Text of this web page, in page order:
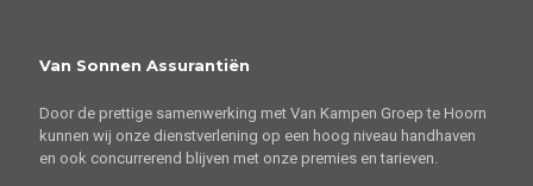
Van Sonnen Assurantiën
Door de prettige samenwerking met Van Kampen Groep te Hoorn
kunnen wij onze dienstverlening op een hoog niveau handhaven
en ook concurrerend blijven met onze premies en tarieven.